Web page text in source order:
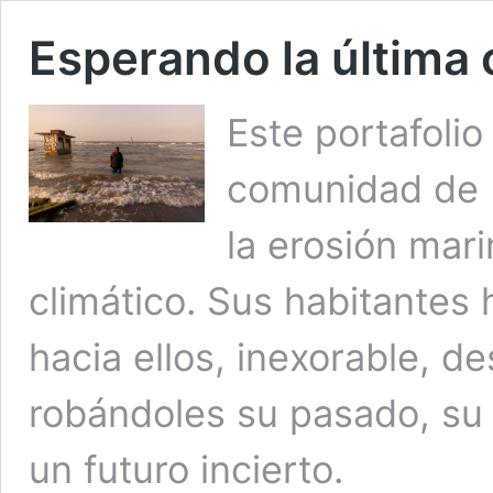
Esperando la última
Este
comunidad de
la erosión
climático. Sus habitantes
hacia ellos, inexorable,
robándoles su pasado,
un futuro incierto.